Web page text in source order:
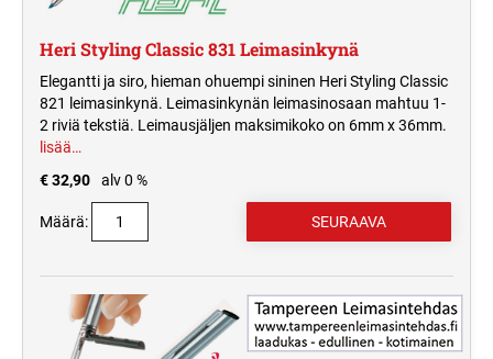
Heri Styling Classic 831 Leimasinkynä
Elegantti ja siro, hieman ohuempi sininen Heri Styling Classic
821 leimasinkynä. Leimasinkynän leimasinosaan mahtuu 1-
2 riviä tekstiä. Leimausjäljen maksimikoko on 6mm x 36mm.
lisää…
€ 32,90
alv 0 %
Määrä: